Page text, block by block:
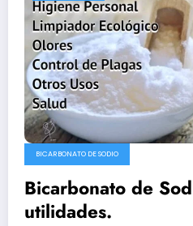
BICARBONATO DE SODIO
Bicarbonato de
utilidades.